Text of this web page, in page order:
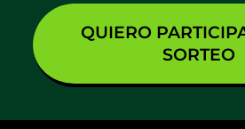
QUIERO
SORTEO